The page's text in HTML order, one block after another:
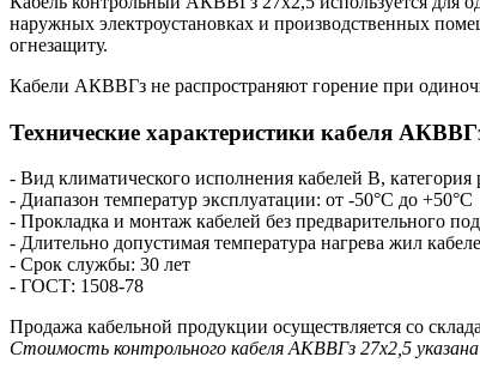
наружных электроустановках и производственных
огнезащиту.
Кабели АКВВГз не распространяют горение при
Технические характеристики кабеля
- Вид климатического исполнения кабелей В,
- Диапазон температур эксплуатации: от -50°С до +50°С
- Прокладка и монтаж кабелей без предварительного
- Длительно допустимая температура нагрева жил
- Срок службы: 30 лет
- ГОСТ: 1508-78
Продажа кабельной продукции осуществляется со
Стоимость контрольного кабеля AКВВГз 27х2,5